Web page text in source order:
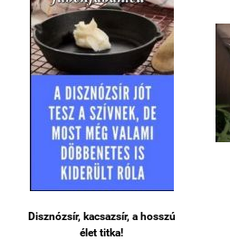
Disznózsír, kacsazsír, a hosszú
élet titka!